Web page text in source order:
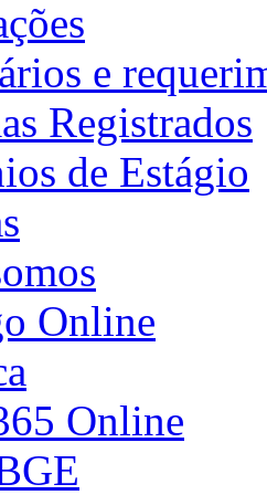
e
Registrados
de Estágio
Online
Online